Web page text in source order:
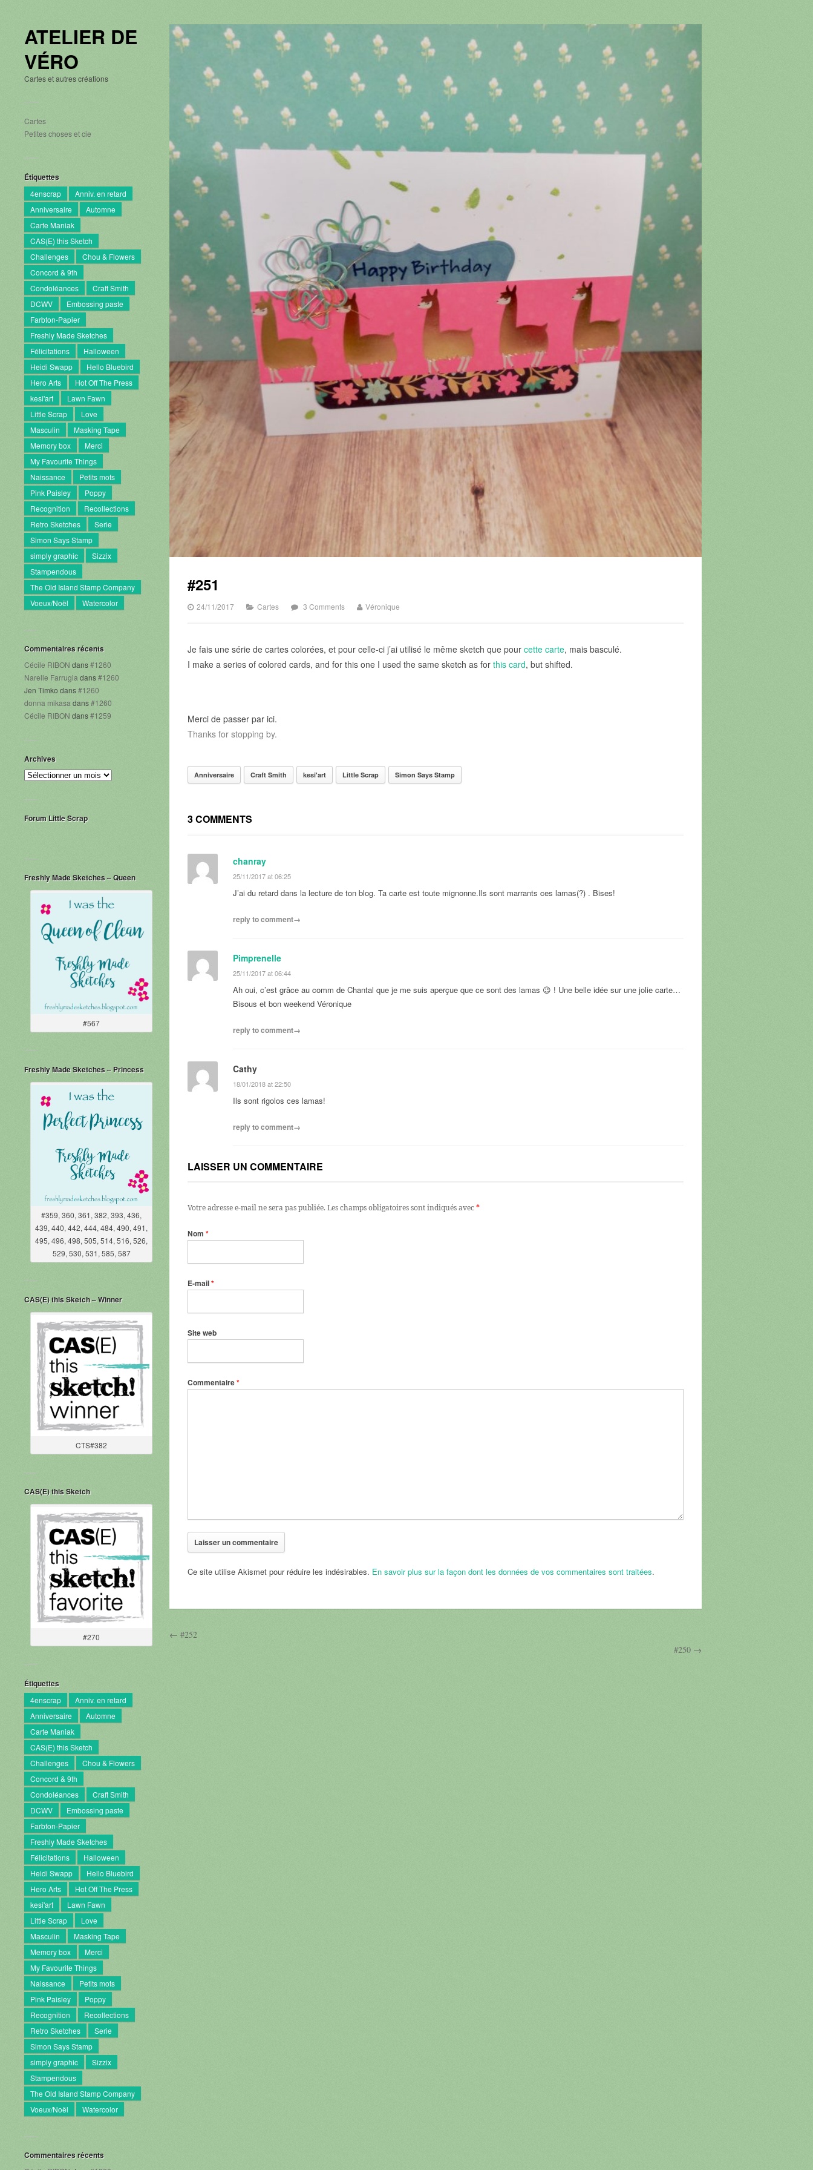
ATELIER DE
VÉRO
Cartes et autres créations
Cartes
Petites choses et cie
Étiquettes
4enscrap
Anniv. en retard
Anniversaire
Automne
Carte Maniak
CAS(E) this Sketch
Challenges
Chou & Flowers
Concord & 9th
Condoléances
Craft Smith
DCWV
Embossing paste
Farbton-Papier
Freshly Made Sketches
Félicitations
Halloween
Heidi Swapp
Hello Bluebird
Hero Arts
Hot Off The Press
kesi'art
Lawn Fawn
Little Scrap
Love
Masculin
Masking Tape
Memory box
Merci
My Favourite Things
Naissance
Petits mots
Pink Paisley
Poppy
Recognition
Recollections
Retro Sketches
Serie
Simon Says Stamp
simply graphic
Sizzix
Stampendous
The Old Island Stamp Company
Voeux/Noël
Watercolor
Commentaires récents
Cécile RIBON dans#1260
Narelle Farrugia dans#1260
Jen Timko dans#1260
donna mikasa dans#1260
Cécile RIBON dans#1259
Archives
Archives
Forum Little Scrap
Freshly Made Sketches – Queen
#567
Freshly Made Sketches – Princess
#359, 360, 361, 382, 393, 436,
439, 440, 442, 444, 484, 490, 491,
495, 496, 498, 505, 514, 516, 526,
529, 530, 531, 585, 587
CAS(E) this Sketch – Winner
CTS#382
CAS(E) this Sketch
#270
Étiquettes
4enscrap
Anniv. en retard
Anniversaire
Automne
Carte Maniak
CAS(E) this Sketch
Challenges
Chou & Flowers
Concord & 9th
Condoléances
Craft Smith
DCWV
Embossing paste
Farbton-Papier
Freshly Made Sketches
Félicitations
Halloween
Heidi Swapp
Hello Bluebird
Hero Arts
Hot Off The Press
kesi'art
Lawn Fawn
Little Scrap
Love
Masculin
Masking Tape
Memory box
Merci
My Favourite Things
Naissance
Petits mots
Pink Paisley
Poppy
Recognition
Recollections
Retro Sketches
Serie
Simon Says Stamp
simply graphic
Sizzix
Stampendous
The Old Island Stamp Company
Voeux/Noël
Watercolor
Commentaires récents
#251
24/11/2017 Cartes 3 Comments Véronique
Je fais une série de cartes colorées, et pour celle-ci j’ai utilisé le même sketch que pour cette carte, mais basculé.
I make a series of colored cards, and for this one I used the same sketch as for this card, but shifted.
Merci de passer par ici.
Thanks for stopping by.
Anniversaire Craft Smith kesi'art Little Scrap Simon Says Stamp
3 COMMENTS
chanray
25/11/2017 at 06:25
J’ai du retard dans la lecture de ton blog. Ta carte est toute mignonne.Ils sont marrants ces lamas(?) . Bises!
reply to comment→
Pimprenelle
25/11/2017 at 06:44
Ah oui, c’est grâce au comm de Chantal que je me suis aperçue que ce sont des lamas 😉 ! Une belle idée sur une jolie carte…
Bisous et bon weekend Véronique
reply to comment→
Cathy
18/01/2018 at 22:50
Ils sont rigolos ces lamas!
reply to comment→
LAISSER UN COMMENTAIRE
Votre adresse e-mail ne sera pas publiée. Les champs obligatoires sont indiqués avec*
Nom *
E-mail*
Site web
Commentaire*
Ce site utilise Akismet pour réduire les indésirables. En savoir plus sur la façon dont les données de vos commentaires sont traitées.
← #252
#250 →